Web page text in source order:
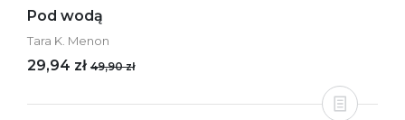
Pod wodą
Tara K. Menon
29,94 zł 49,90 zł